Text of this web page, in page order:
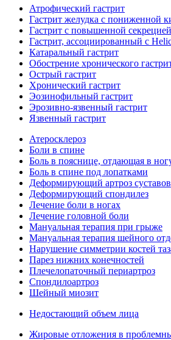
Атрофический гастрит
Гастрит желудка с пониженной
Гастрит с повышенной секрецией
Гастрит, ассоциированный с
Катаральный гастрит
Обострение хронического
Острый гастрит
Хронический гастрит
Эозинофильный гастрит
Эрозивно-язвенный гастрит
Язвенный гастрит
Атеросклероз
Боли в спине
Боль в пояснице, отдающая в
Боль в спине под лопатками
Деформирующий артроз суставов
Деформирующий спондилез
Лечение боли в ногах
Лечение головной боли
Мануальная терапия при грыже
Мануальная терапия шейного
Нарушение симметрии костей
Парез нижних конечностей
Плечелопаточный периартроз
Спондилоартроз
Шейный миозит
Недостающий объем лица
Жировые отложения в